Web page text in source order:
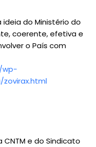
do Ministério do
coerente, efetiva e
o País com
wp-
CNTM e do Sindicato